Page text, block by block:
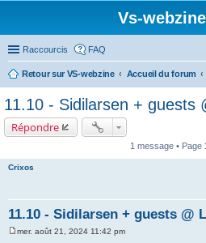
Vs-
Raccourcis FAQ
Retour sur VS-webzine Accueil du forum
11.10 - Sidilarsen + guests
Répondre
1 message • Page
Crixos
11.10 - Sidilarsen + guests @
mer. août 21, 2024 11:42 pm